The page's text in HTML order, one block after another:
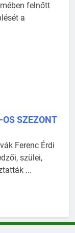
felnőtt
a
SZEZONT
Ferenc Érdi
szülei,
...